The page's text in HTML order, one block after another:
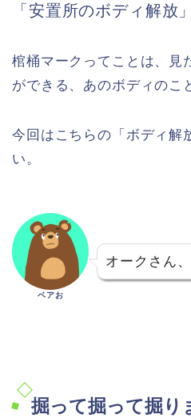
「安置所のボディ解放
棺桶マークってことは、見
ができる、あのボディのこ
今回はこちらの「ボディ解
い。
ベアお
オークさん
掘って掘って掘り